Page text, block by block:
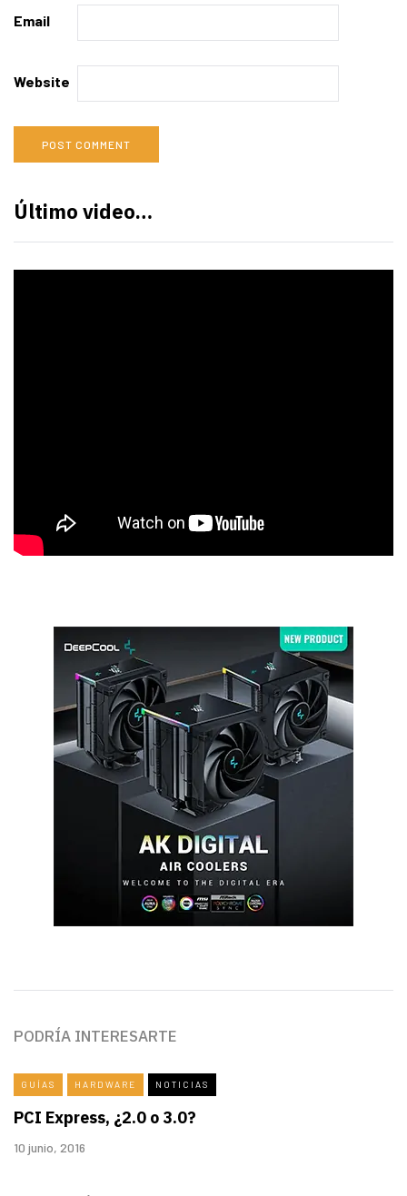
Email
Website
Último video…
PODRÍA INTERESARTE
GUÍAS HARDWARE NOTICIAS
PCI Express, ¿2.0 o 3.0?
10 junio, 2016